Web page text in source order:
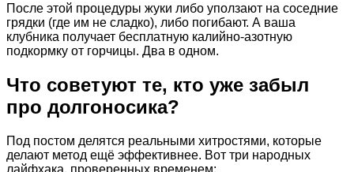
После этой процедуры жуки либо уползают на соседние
грядки (где им не сладко), либо погибают. А ваша
клубника получает бесплатную калийно-азотную
подкормку от горчицы. Два в одном.
Что советуют те, кто уже забыл
про долгоносика?
Под постом делятся реальными хитростями, которые
делают метод ещё эффективнее. Вот три народных
лайфхака, проверенных временем: